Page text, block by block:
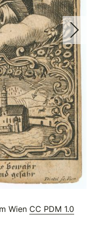
Wien CC PDM 1.0